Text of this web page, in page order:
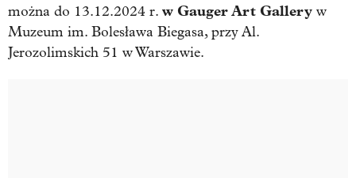
można do 13.12.2024 r. w Gauger Art Gallery w
Muzeum im. Bolesława Biegasa, przy Al.
Jerozolimskich 51 w Warszawie.